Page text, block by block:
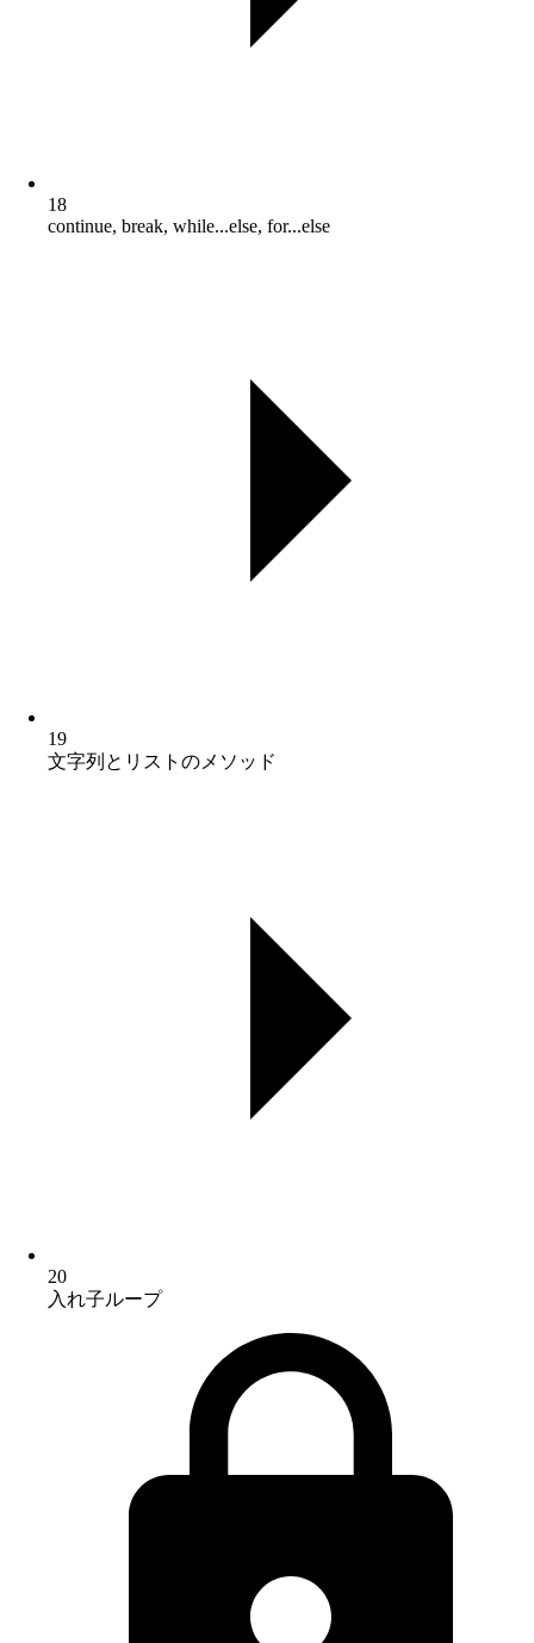
18
continue, break, while...else, for...else
19
文字列とリストのメソッド
20
入れ子ループ